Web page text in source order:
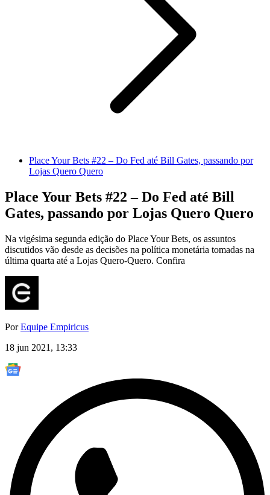
Place Your Bets #22 – Do Fed até Bill Gates, passando por
Lojas Quero Quero
Place Your Bets #22 – Do Fed até Bill
Gates, passando por Lojas Quero Quero
Na vigésima segunda edição do Place Your Bets, os assuntos
discutidos vão desde as decisões na política monetária tomadas na
última quarta até a Lojas Quero-Quero. Confira
PorEquipe Empiricus
18 jun 2021, 13:33